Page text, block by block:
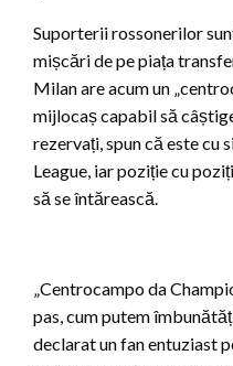
Suporterii rossonerilor
mișcări de pe piața
Milan are acum un
mijlocaș capabil să
rezervați, spun că este cu
League, iar poziție cu
să se întărească.
„Centrocampo da
pas, cum putem
declarat un fan entuziast